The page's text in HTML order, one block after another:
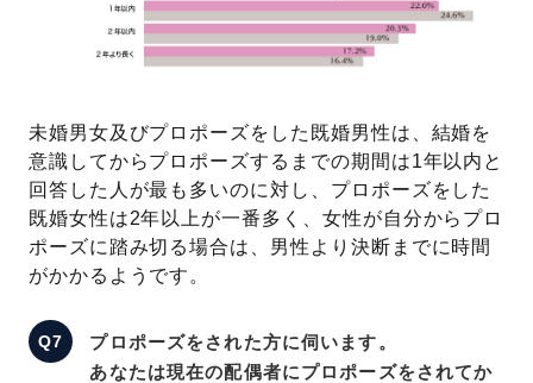
未婚男女及びプロポーズをした既婚男性は、結婚を
意識してからプロポーズするまでの期間は1年以内と
回答した人が最も多いのに対し、プロポーズをした
既婚女性は2年以上が一番多く、女性が自分からプロ
ポーズに踏み切る場合は、男性より決断までに時間
がかかるようです。
プロポーズをされた方に伺います。
あなたは現在の配偶者にプロポーズをされてか